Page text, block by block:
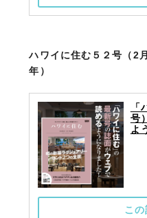
ハワイに住む５２号（2
年）
号
よ
こ